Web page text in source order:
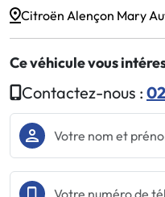
Citroën Alençon Mary
Ce véhicule vous
Contactez-nous :